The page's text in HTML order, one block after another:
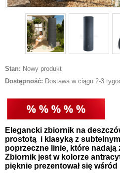
Stan: Nowy produkt
Dostępność: Dostawa w ciągu 2-3
Elegancki zbiornik na
prostotą i klasyką z
poprzeczne linie, które
Zbiornik jest w kolorze
pięknie prezentował się